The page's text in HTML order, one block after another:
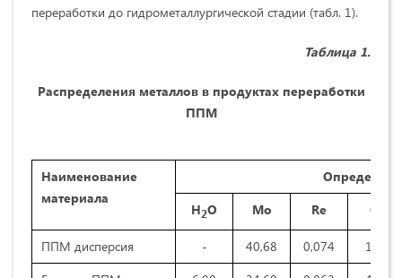
переработки до гидрометаллургической стадии (табл. 1).
Таблица 1.
Распределения металлов в продуктах переработки
ППМ
Наименование
материала
Н2О Мо Re Cu
ППМ дисперсия - 40,68 0,074
1,33